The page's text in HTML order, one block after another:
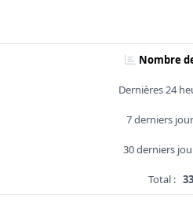
Nombre
Dernières 24
7 derniers
30 derniers
Total :